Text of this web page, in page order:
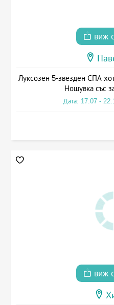
виж
Луксозен 5-звезден СПА
Нощувка със
Дата: 17.07 -
виж